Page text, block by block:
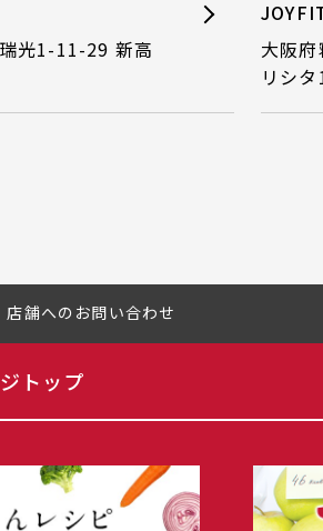
光1-11-29 新高
大阪
リシ
店舗へのお問い合わせ
トップ